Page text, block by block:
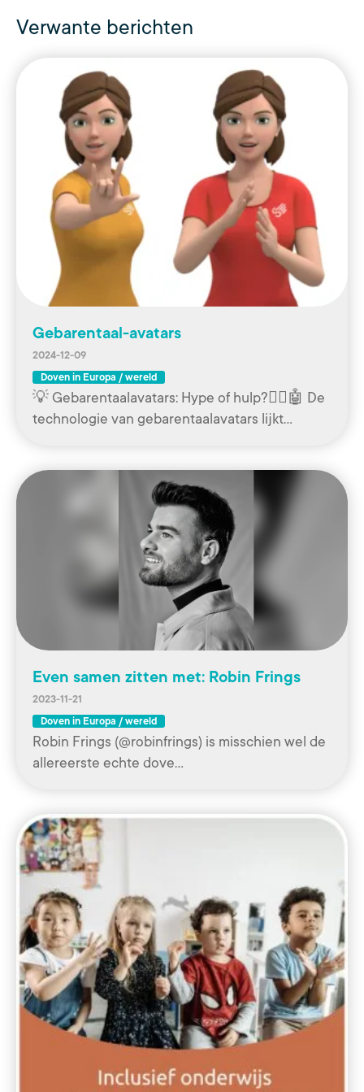
Verwante berichten
Gebarentaal-avatars
2024-12-09
Doven in Europa / wereld
💡 Gebarentaalavatars: Hype of hulp?🧏‍♀️🤖 De
technologie van gebarentaalavatars lijkt…
Even samen zitten met: Robin Frings
2023-11-21
Doven in Europa / wereld
Robin Frings (@robinfrings) is misschien wel de
allereerste echte dove…